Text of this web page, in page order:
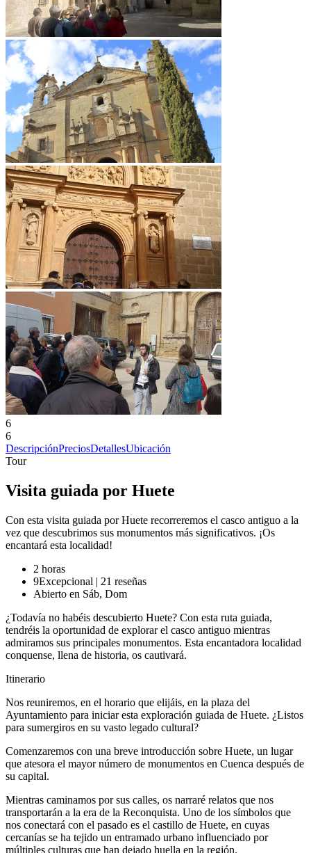
6
6
DescripciónPreciosDetallesUbicación
Tour
Visita guiada por Huete
Con esta visita guiada por Huete recorreremos el casco antiguo a la
vez que descubrimos sus monumentos más significativos. ¡Os
encantará esta localidad!
2 horas
9Excepcional | 21 reseñas
Abierto en Sáb, Dom
¿Todavía no habéis descubierto Huete? Con esta ruta guiada,
tendréis la oportunidad de explorar el casco antiguo mientras
admiramos sus principales monumentos. Esta encantadora localidad
conquense, llena de historia, os cautivará.
Itinerario
Nos reuniremos, en el horario que elijáis, en la plaza del
Ayuntamiento para iniciar esta exploración guiada de Huete. ¿Listos
para sumergiros en su vasto legado cultural?
Comenzaremos con una breve introducción sobre Huete, un lugar
que atesora el mayor número de monumentos en Cuenca después de
su capital.
Mientras caminamos por sus calles, os narraré relatos que nos
transportarán a la era de la Reconquista. Uno de los símbolos que
nos conectará con el pasado es el castillo de Huete, en cuyas
cercanías se ha tejido un entramado urbano influenciado por
múltiples culturas que han dejado huella en la región.